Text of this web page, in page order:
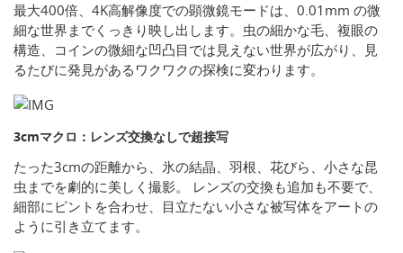
最大400倍、4K高解像度での顕微鏡モードは、0.01mm の微
細な世界までくっきり映し出します。虫の細かな毛、複眼の
構造、コインの微細な凹凸目では見えない世界が広がり、見
るたびに発見があるワクワクの探検に変わります。
3cmマクロ：レンズ交換なしで超接写
たった3cmの距離から、氷の結晶、羽根、花びら、小さな昆
虫までを劇的に美しく撮影。 レンズの交換も追加も不要で、
細部にピントを合わせ、目立たない小さな被写体をアートの
ように引き立てます。